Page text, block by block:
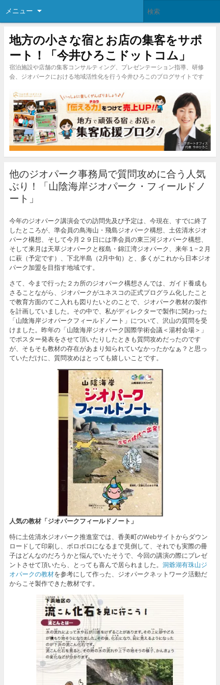
メニュー
地方の小さな宿とお店の集客をサポ
ート！「今井ひろこドットコム」
宿泊施設や店舗の集客コンサルティング、プレゼンテーション指導、研修
会、ジオパークにおける地域活性化を行う今井ひろこのブログサイトです
他のジオパーク事務局で質問攻めに合う人気
ぶり！「山陰海岸ジオパーク・フィールドノ
ート」
今年のジオパーク講演会での訪問先及び予定は、今現在、すでに終了
したところが、準会員の鳥海山・飛島ジオパーク構想、土佐清水ジオ
パーク構想、そして今月２９日には準会員の東三河ジオパーク構想、
そして来月は天草ジオパークと桜島・錦江湾ジオパーク、来年１−２月
に萩（予定です）、下北半島（2月中旬）と、多くがこれから日本ジオ
パーク加盟を目指す地域です。
さて、今まで行った２カ所のジオパーク構想さんでは、ガイド養成も
さることながら、ジオパークがユネスコの正式プログラム化したこと
で教育方面のてこ入れも図りたいとのことで、ジオパーク教材の製作
を計画していました。その中で、私がディレクターで製作に関わった
「山陰海岸ジオパークフィールドノート」について、沢山の質問を受
けました。昨年の「山陰海岸ジオパーク国際学術会議＜湯村会場＞」
でポスター発表をさせて頂いたりしたときも質問攻めだったのです
が、そもそも教材の存在があまり知られていなかったかなぁ？と思っ
ていただけに、質問攻めはとっても嬉しいことです。
人気の教材「ジオパークフィールドノート」
特に土佐清水ジオパーク推進室では、香美町のWebサイトからダウン
ロードして印刷し、ボロボロになるまで見倒して、それでも実際の冊
子はどんなのだろうかと悩んでいたそうで、今回の講演の際にプレゼ
ントさせて頂いたら、とっても喜んで居られました。 洞爺湖有珠山ジ
オパークの教材を参考にして作った、ジオパークネットワーク活動だ
からこそ製作できた教材です。